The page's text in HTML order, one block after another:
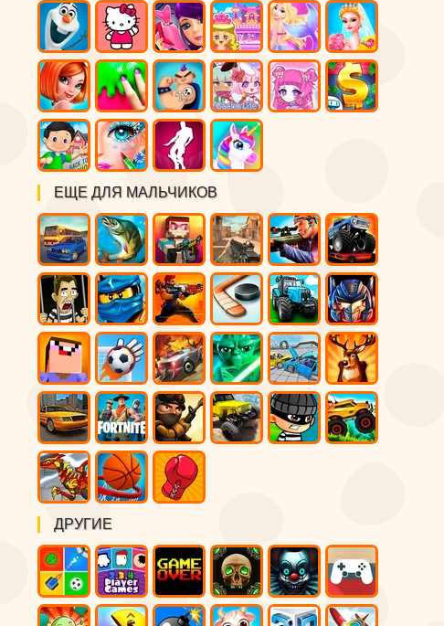
ЕЩЕ ДЛЯ МАЛЬЧИКОВ
ДРУГИЕ